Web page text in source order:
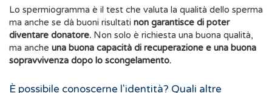
Lo spermiogramma è il test che valuta la qualità dello sperma
ma anche se dà buoni risultati non garantisce di poter
diventare donatore. Non solo è richiesta una buona qualità,
ma anche una buona capacità di recuperazione e una buona
sopravvivenza dopo lo scongelamento.
È possibile conoscerne l'identità? Quali altre